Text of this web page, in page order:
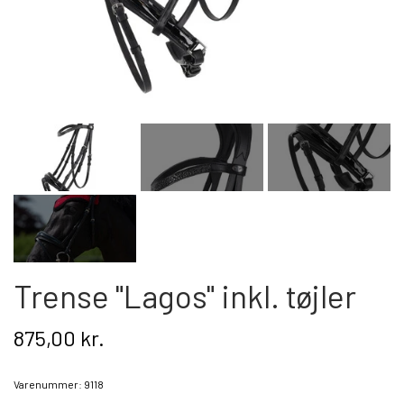
Nyhed
Gavekort
Retur
Om os
Trense "Lagos" inkl. tøjler
875,00 kr.
Varenummer: 9118